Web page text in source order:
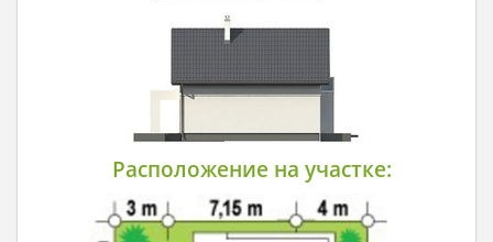
Расположение на участке: